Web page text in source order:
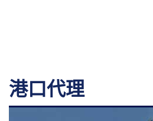
港口代理